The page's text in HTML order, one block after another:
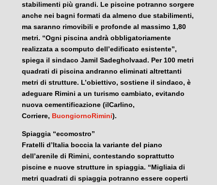
stabilimenti più grandi. Le piscine potranno sorgere
anche nei bagni formati da almeno due stabilimenti,
ma saranno rimovibili e profonde al massimo 1,80
metri. “Ogni piscina andrà obbligatoriamente
realizzata a scomputo dell’edificato esistente”,
spiega il sindaco Jamil Sadegholvaad. Per 100 metri
quadrati di piscina andranno eliminati altrettanti
metri di strutture. L’obiettivo, sostiene il sindaco, è
adeguare Rimini a un turismo cambiato, evitando
nuova cementificazione (ilCarlino,
Corriere, BuongiornoRimini).
Spiaggia “ecomostro”
Fratelli d’Italia boccia la variante del piano
dell’arenile di Rimini, contestando soprattutto
piscine e nuove strutture in spiaggia. “Migliaia di
metri quadrati di spiaggia potranno essere coperti